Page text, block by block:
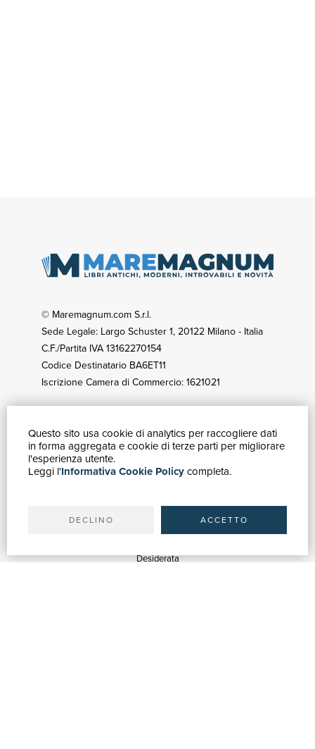
Questo sito usa cookie di analytics per raccogliere dati
in forma aggregata e cookie di terze parti per migliorare
l'esperienza utente.
Leggi l'Informativa Cookie Policycompleta.
DECLINO ACCETTO
© Maremagnum.com S.r.l.
Sede Legale: Largo Schuster 1, 20122 Milano - Italia
C.F./Partita IVA 13162270154
Codice Destinatario BA6ET11
Iscrizione Camera di Commercio: 1621021
GUIDA ACQUISTI
Catalogo
Ricerca avanzata
Spedizioni
Desiderata